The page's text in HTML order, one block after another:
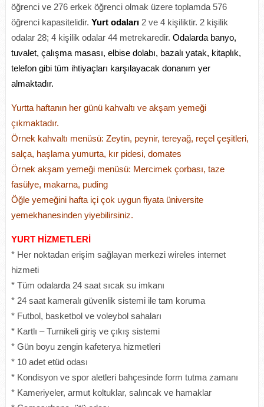
öğrenci ve 276 erkek öğrenci olmak üzere toplamda 576
öğrenci kapasitelidir. Yurt odaları2 ve 4 kişiliktir. 2 kişilik
odalar 28; 4 kişilik odalar 44 metrekaredir. Odalarda banyo,
tuvalet, çalışma masası, elbise dolabı, bazalı yatak, kitaplık,
telefon gibi tüm ihtiyaçları karşılayacak donanım yer
almaktadır.
Yurtta haftanın her günü kahvaltı ve akşam yemeği
çıkmaktadır.
Örnek kahvaltı menüsü: Zeytin, peynir, tereyağ, reçel çeşitleri,
salça, haşlama yumurta, kır pidesi, domates
Örnek akşam yemeği menüsü: Mercimek çorbası, taze
fasülye, makarna, puding
Öğle yemeğini hafta içi çok uygun fiyata üniversite
yemekhanesinden yiyebilirsiniz.
YURT HİZMETLERİ
* Her noktadan erişim sağlayan merkezi wireles internet
hizmeti
* Tüm odalarda 24 saat sıcak su imkanı
* 24 saat kameralı güvenlik sistemi ile tam koruma
* Futbol, basketbol ve voleybol sahaları
* Kartlı – Turnikeli giriş ve çıkış sistemi
* Gün boyu zengin kafeterya hizmetleri
* 10 adet etüd odası
* Kondisyon ve spor aletleri bahçesinde form tutma zamanı
* Kameriyeler, armut koltuklar, salıncak ve hamaklar